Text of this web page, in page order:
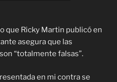
que Ricky Martin publicó en
asegura que las
“totalmente falsas”.
en mi contra se